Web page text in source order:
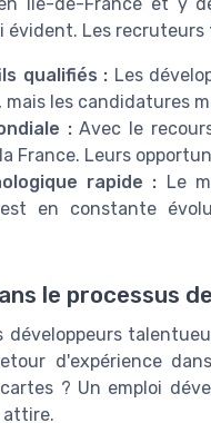
évident. Les
qualifiés : Les
mais les candidatures
:Avec le
France. Leurs
rapide : Le
en constante
le processus
développeurs
d'expérience
? Un emploi
attire.